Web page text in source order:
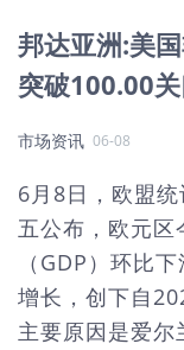
邦达亚洲:美
突破100.00关
市场资讯 06-08
6月8日，欧盟
五公布，欧元区
（GDP）环比
增长，创下自
主要原因是爱